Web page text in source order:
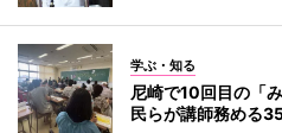
学ぶ・知る
尼崎で10回目の「
民らが講師務める